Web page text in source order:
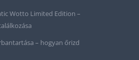
Wotto Limited Edition –
– hogyan őrizd